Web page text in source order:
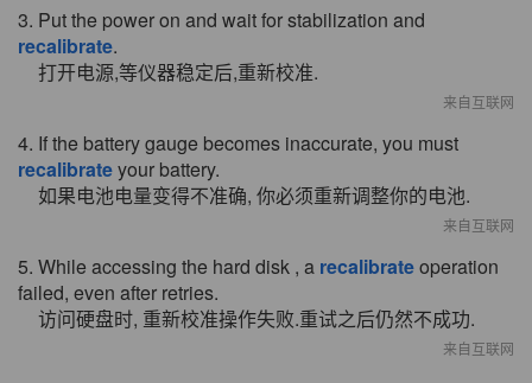
3. Put the power on and wait for stabilization and
recalibrate.
打开电源,等仪器稳定后,重新校准.
来自互联网
4. If the battery gauge becomes inaccurate, you must
recalibrateyour battery.
如果电池电量变得不准确, 你必须重新调整你的电池.
来自互联网
5. While accessing the hard disk , a recalibrateoperation
failed, even after retries.
访问硬盘时, 重新校准操作失败.重试之后仍然不成功.
来自互联网